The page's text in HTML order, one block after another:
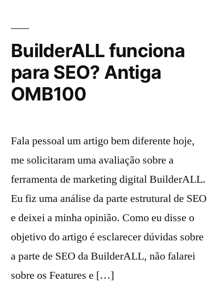
BuilderALL funciona
para SEO? Antiga
OMB100
Fala pessoal um artigo bem diferente hoje,
me solicitaram uma avaliação sobre a
ferramenta de marketing digital BuilderALL.
Eu fiz uma análise da parte estrutural de SEO
e deixei a minha opinião. Como eu disse o
objetivo do artigo é esclarecer dúvidas sobre
a parte de SEO da BuilderALL, não falarei
sobre os Features e […]